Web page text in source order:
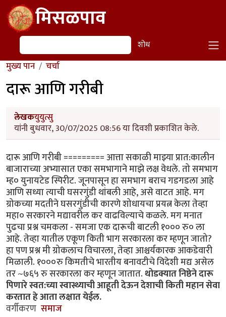
Skip to main contentमिसळपाव
शोध शोध
मुख्य पान चर्चा
दारू आणि गरीबी
लेखकयुयुत्सु
यांनी बुधवार, 30/07/2025 08:56 या दिवशी प्रकाशित केले.
दारू आणि गरीबी ========= आत्ता सकाळी माझ्या प्रात:कालीन
बाजाराच्या अभ्यासात एका समभागाने माझे लक्ष वेधले. तो समभाग
म्ह० युनायटेड स्पिरीट. जूनपासून हा समभाग बराच गडगडला आहे
आणि सध्या त्याची घसरगुंडी थांबली आहे, असे वाटत आहे. मग
ग्रोकच्या मदतीने घसरगुंडीची कारणे शोधायचा प्रयत्न केला तेव्हा
महा० सरकारने मद्यावरील कर वाढविल्याचे कळले. मग मनात
पुढचा प्रश्न चमकला - समजा एक दारूची बाटली १००० रु० ला
आहे. तेव्हा यातील एकूण किती भाग सरकारला कर म्हणून जातो?
हा पण प्रश्न मी ग्रोकलाच विचारला, तेव्हा आश्चर्यकारक आकडेवारी
मिळाली. १०००रु किमतीचे भारतीय बनावटीचे विदेशी मद्य असेल
तर ~७६५ रु सरकारला कर म्हणून जातात.थोडक्यात निष्ठेने दारू
पिणारे स्वत:च्या स्वास्थ्याची आहूती देऊन देशाची किती महान सेवा
करतात हे आता लक्षात येईल.
वर्गीकरण समाज